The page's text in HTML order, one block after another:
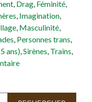
, Drag, Féminité,
, Imagination,
, Masculinité,
, Personnes trans,
ans),Sirènes, Trains,